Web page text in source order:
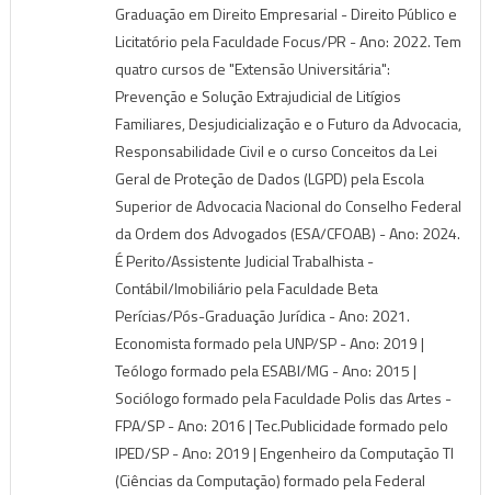
Graduação em Direito Empresarial - Direito Público e
Licitatório pela Faculdade Focus/PR - Ano: 2022. Tem
quatro cursos de "Extensão Universitária":
Prevenção e Solução Extrajudicial de Litígios
Familiares, Desjudicialização e o Futuro da Advocacia,
Responsabilidade Civil e o curso Conceitos da Lei
Geral de Proteção de Dados (LGPD) pela Escola
Superior de Advocacia Nacional do Conselho Federal
da Ordem dos Advogados (ESA/CFOAB) - Ano: 2024.
É Perito/Assistente Judicial Trabalhista -
Contábil/Imobiliário pela Faculdade Beta
Perícias/Pós-Graduação Jurídica - Ano: 2021.
Economista formado pela UNP/SP - Ano: 2019 |
Teólogo formado pela ESABI/MG - Ano: 2015 |
Sociólogo formado pela Faculdade Polis das Artes -
FPA/SP - Ano: 2016 | Tec.Publicidade formado pelo
IPED/SP - Ano: 2019 | Engenheiro da Computação TI
(Ciências da Computação) formado pela Federal